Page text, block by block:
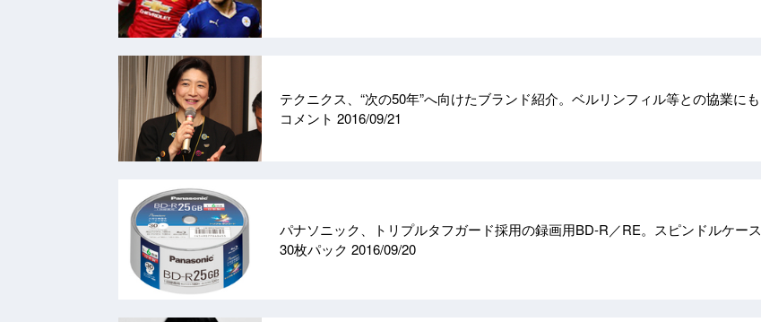
テクニクス、“次の50年”へ向けたブランド紹介。ベルリンフィル等との協業にも
コメント 2016/09/21
パナソニック、トリプルタフガード採用の録画用BD-R／RE。スピンドルケース
30枚パック 2016/09/20